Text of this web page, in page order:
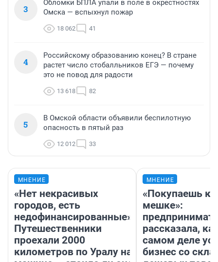
3
Обломки БПЛА упали в поле в окрестностях
Омска — вспыхнул пожар
18 062 41
4
Российскому образованию конец? В стране
растет число стобалльников ЕГЭ — почему
это не повод для радости
13 618 82
5
В Омской области объявили беспилотную
опасность в пятый раз
12 012 33
МНЕНИЕ
«Нет некрасивых
городов, есть
недофинансированные».
Путешественники
проехали 2000
километров по Уралу на
МНЕНИЕ
«Покупаешь
мешке»:
рассказала,
самом деле
бизнес со